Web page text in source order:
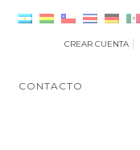
CREAR CUENTA
CONTACTO